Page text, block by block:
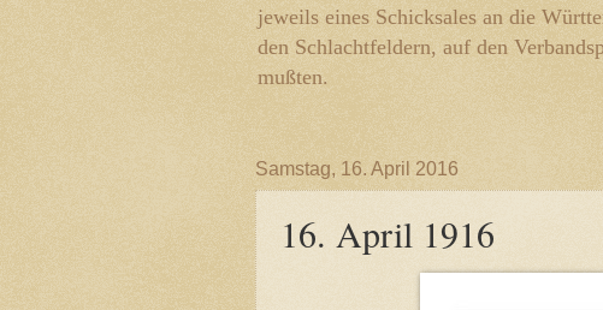
jeweils eines Schicksales an die
den Schlachtfeldern, auf den
mußten.
Samstag, 16. April 2016
16. April 1916